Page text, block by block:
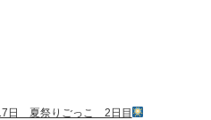
日 夏祭りごっこ 2日目